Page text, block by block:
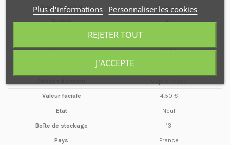
Type de média Magazine
Format A4
Année 2006
Valeur faciale 4.50 €
Etat Neuf
Boîte de stockage 13
Pays France
Plus d'informations Personnaliser les cookies
REJETER TOUT
J'ACCEPTE